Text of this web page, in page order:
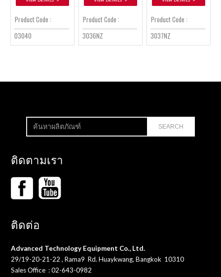
Product Code :
03040
Product Code :
3036NZ
Product Code :
3037NZ
ติดตามเรา
ติดต่อ
Advanced Technology Equipment Co., Ltd.
29/19-20-21-22 , Rama9 Rd. Huaykwang, Bangkok ​​ 10310
Sales Office : 02-643-0982